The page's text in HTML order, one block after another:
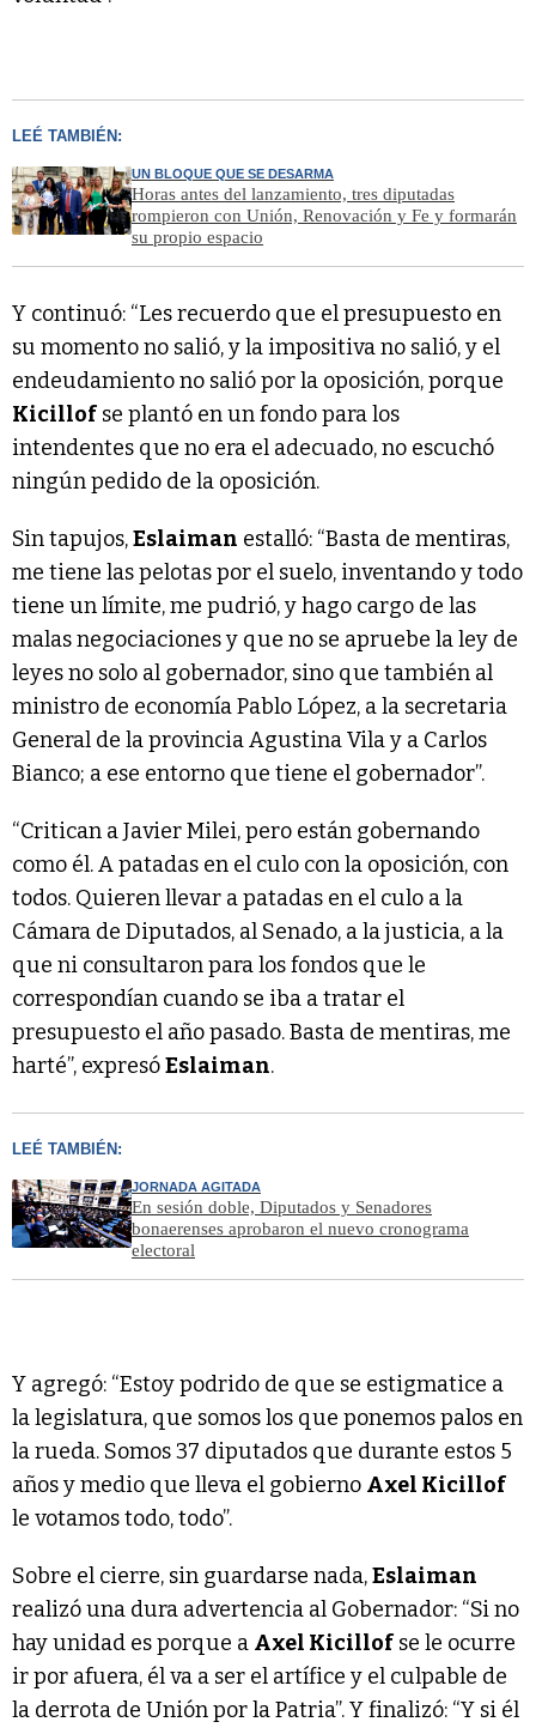
LEÉ TAMBIÉN:
UN BLOQUE QUE SE DESARMA
Horas antes del lanzamiento, tres diputadas
rompieron con Unión, Renovación y Fe y formarán
su propio espacio
Y continuó: “Les recuerdo que el presupuesto en
su momento no salió, y la impositiva no salió, y el
endeudamiento no salió por la oposición, porque
Kicillofse plantó en un fondo para los
intendentes que no era el adecuado, no escuchó
ningún pedido de la oposición.
Sin tapujos,Eslaiman estalló: “Basta de mentiras,
me tiene las pelotas por el suelo, inventando y todo
tiene un límite, me pudrió, y hago cargo de las
malas negociaciones y que no se apruebe la ley de
leyes no solo al gobernador, sino que también al
ministro de economía Pablo López, a la secretaria
General de la provincia Agustina Vila y a Carlos
Bianco; a ese entorno que tiene el gobernador”.
“Critican a Javier Milei, pero están gobernando
como él. A patadas en el culo con la oposición, con
todos. Quieren llevar a patadas en el culo a la
Cámara de Diputados, al Senado, a la justicia, a la
que ni consultaron para los fondos que le
correspondían cuando se iba a tratar el
presupuesto el año pasado. Basta de mentiras, me
harté”, expresóEslaiman.
LEÉ TAMBIÉN:
JORNADA AGITADA
En sesión doble, Diputados y Senadores
bonaerenses aprobaron el nuevo cronograma
electoral
Y agregó: “Estoy podrido de que se estigmatice a
la legislatura, que somos los que ponemos palos en
la rueda. Somos 37 diputados que durante estos 5
años y medio que lleva el gobierno Axel Kicillof
le votamos todo, todo”.
Sobre el cierre, sin guardarse nada,Eslaiman
realizó una dura advertencia al Gobernador: “Si no
hay unidad es porque a Axel Kicillofse le ocurre
ir por afuera, él va a ser el artífice y el culpable de
la derrota de Unión por la Patria”. Y finalizó: “Y si él